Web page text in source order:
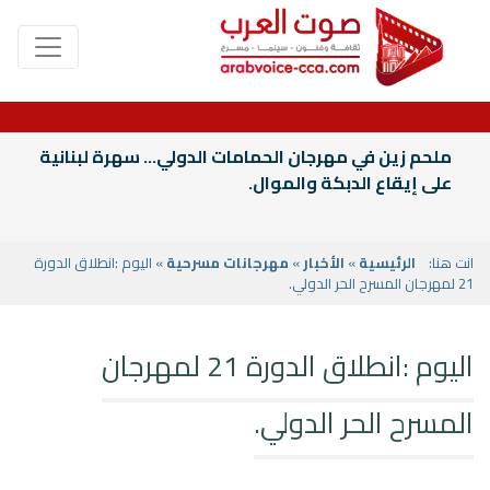
ملحم زين في مهرجان الحمامات الدولي... سهرة لبنانية
على إيقاع الدبكة والموال.
انت هنا: الرئيسية» الأخبار» مهرجانات مسرحية» اليوم :انطلاق الدورة
21 لمهرجان المسرح الحر الدولي.
اليوم :انطلاق الدورة 21 لمهرجان
المسرح الحر الدولي.